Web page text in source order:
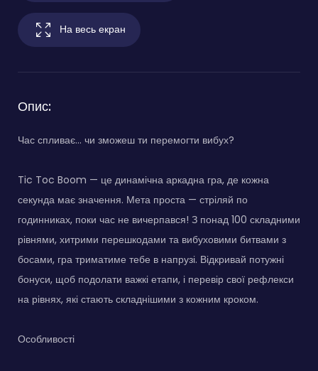
На весь екран
Опис:
Час спливає… чи зможеш ти перемогти вибух?
Tic Toc Boom — це динамічна аркадна гра, де кожна
секунда має значення. Мета проста — стріляй по
годинниках, поки час не вичерпався! З понад 100 складними
рівнями, хитрими перешкодами та вибуховими битвами з
босами, гра триматиме тебе в напрузі. Відкривай потужні
бонуси, щоб подолати важкі етапи, і перевір свої рефлекси
на рівнях, які стають складнішими з кожним кроком.
Особливості